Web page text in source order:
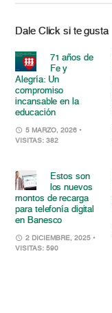
Dale Click si te gusta
71 años de
Fe y
Alegría: Un
compromiso
incansable en la
educación
5 MARZO, 2026 •
VISITAS: 382
Estos son
los nuevos
montos de recarga
para telefonía digital
en Banesco
2 DICIEMBRE, 2025 •
VISITAS: 590